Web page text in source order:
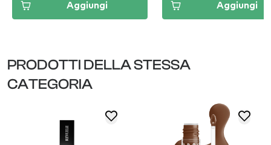
Aggiungi Aggiungi
PRODOTTI DELLA STESSA
CATEGORIA